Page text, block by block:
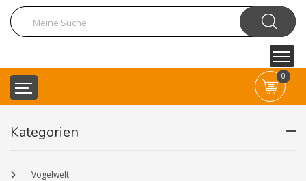
0
Kategorien
Vogelwelt